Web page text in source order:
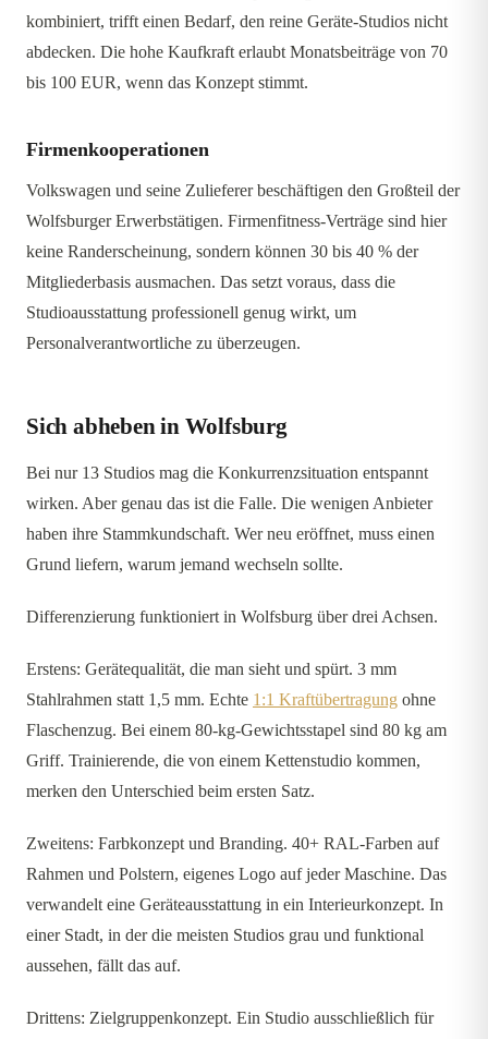
kombiniert, trifft einen Bedarf, den reine Geräte-Studios nicht
abdecken. Die hohe Kaufkraft erlaubt Monatsbeiträge von 70
bis 100 EUR, wenn das Konzept stimmt.
Firmenkooperationen
Volkswagen und seine Zulieferer beschäftigen den Großteil der
Wolfsburger Erwerbstätigen. Firmenfitness-Verträge sind hier
keine Randerscheinung, sondern können 30 bis 40 % der
Mitgliederbasis ausmachen. Das setzt voraus, dass die
Studioausstattung professionell genug wirkt, um
Personalverantwortliche zu überzeugen.
Sich abheben in Wolfsburg
Bei nur 13 Studios mag die Konkurrenzsituation entspannt
wirken. Aber genau das ist die Falle. Die wenigen Anbieter
haben ihre Stammkundschaft. Wer neu eröffnet, muss einen
Grund liefern, warum jemand wechseln sollte.
Differenzierung funktioniert in Wolfsburg über drei Achsen.
Erstens: Gerätequalität, die man sieht und spürt. 3 mm
Stahlrahmen statt 1,5 mm. Echte 1:1 Kraftübertragung ohne
Flaschenzug. Bei einem 80-kg-Gewichtsstapel sind 80 kg am
Griff. Trainierende, die von einem Kettenstudio kommen,
merken den Unterschied beim ersten Satz.
Zweitens: Farbkonzept und Branding. 40+ RAL-Farben auf
Rahmen und Polstern, eigenes Logo auf jeder Maschine. Das
verwandelt eine Geräteausstattung in ein Interieurkonzept. In
einer Stadt, in der die meisten Studios grau und funktional
aussehen, fällt das auf.
Drittens: Zielgruppenkonzept. Ein Studio ausschließlich für